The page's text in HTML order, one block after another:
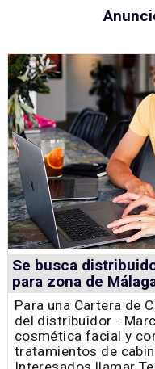
Se busca
para zona de
Para una Cartera de
del distribuidor -
cosmética facial y
tratamientos de